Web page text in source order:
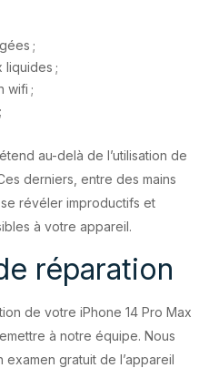
;
liquides ;
wifi ;
au-delà de l’utilisation de
derniers, entre des mains
révéler improductifs et
à votre appareil.
réparation
de votre iPhone 14 Pro Max
à notre équipe. Nous
gratuit de l’appareil